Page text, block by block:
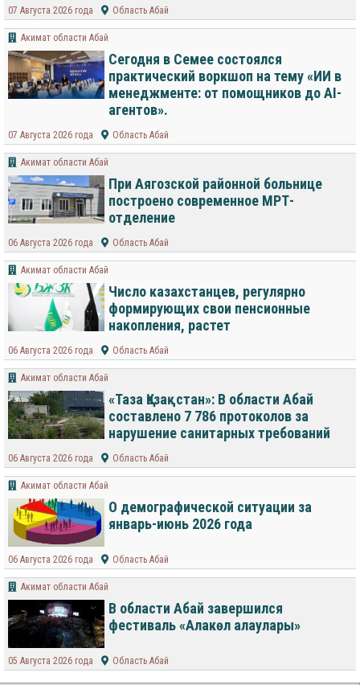
07 Августа 2026 года Область Абай
Акимат области Абай
Сегодня в Семее состоялся
практический воркшоп на тему «ИИ в
менеджменте: от помощников до AI-
агентов».
07 Августа 2026 года Область Абай
Акимат области Абай
При Аягозской районной больнице
построено современное МРТ-
отделение
06 Августа 2026 года Область Абай
Акимат области Абай
Число казахстанцев, регулярно
формирующих свои пенсионные
накопления, растет
06 Августа 2026 года Область Абай
Акимат области Абай
«Таза Қазақстан»: В области Абай
составлено 7 786 протоколов за
нарушение санитарных требований
06 Августа 2026 года Область Абай
Акимат области Абай
О демографической ситуации за
январь-июнь 2026 года
06 Августа 2026 года Область Абай
Акимат области Абай
В области Абай завершился
фестиваль «Алакөл алаулары»
05 Августа 2026 года Область Абай